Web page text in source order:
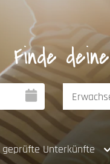
Finde
Unterkünfte